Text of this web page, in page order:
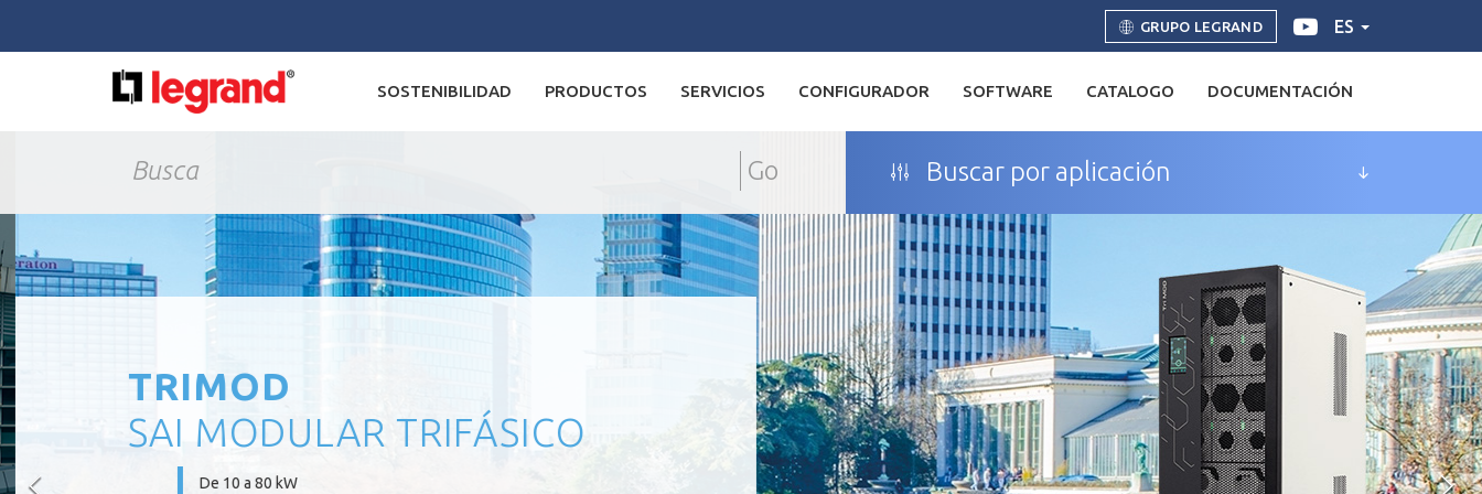
GRUPO LEGRAND ES
SOSTENIBILIDAD PRODUCTOS SERVICIOS CONFIGURADOR SOFTWARE CATALOGO DOCUMENTACIÓN
Go Buscar por aplicación
TRIMOD
SAI MODULAR TRIFÁSICO
De 10 a 80 kW